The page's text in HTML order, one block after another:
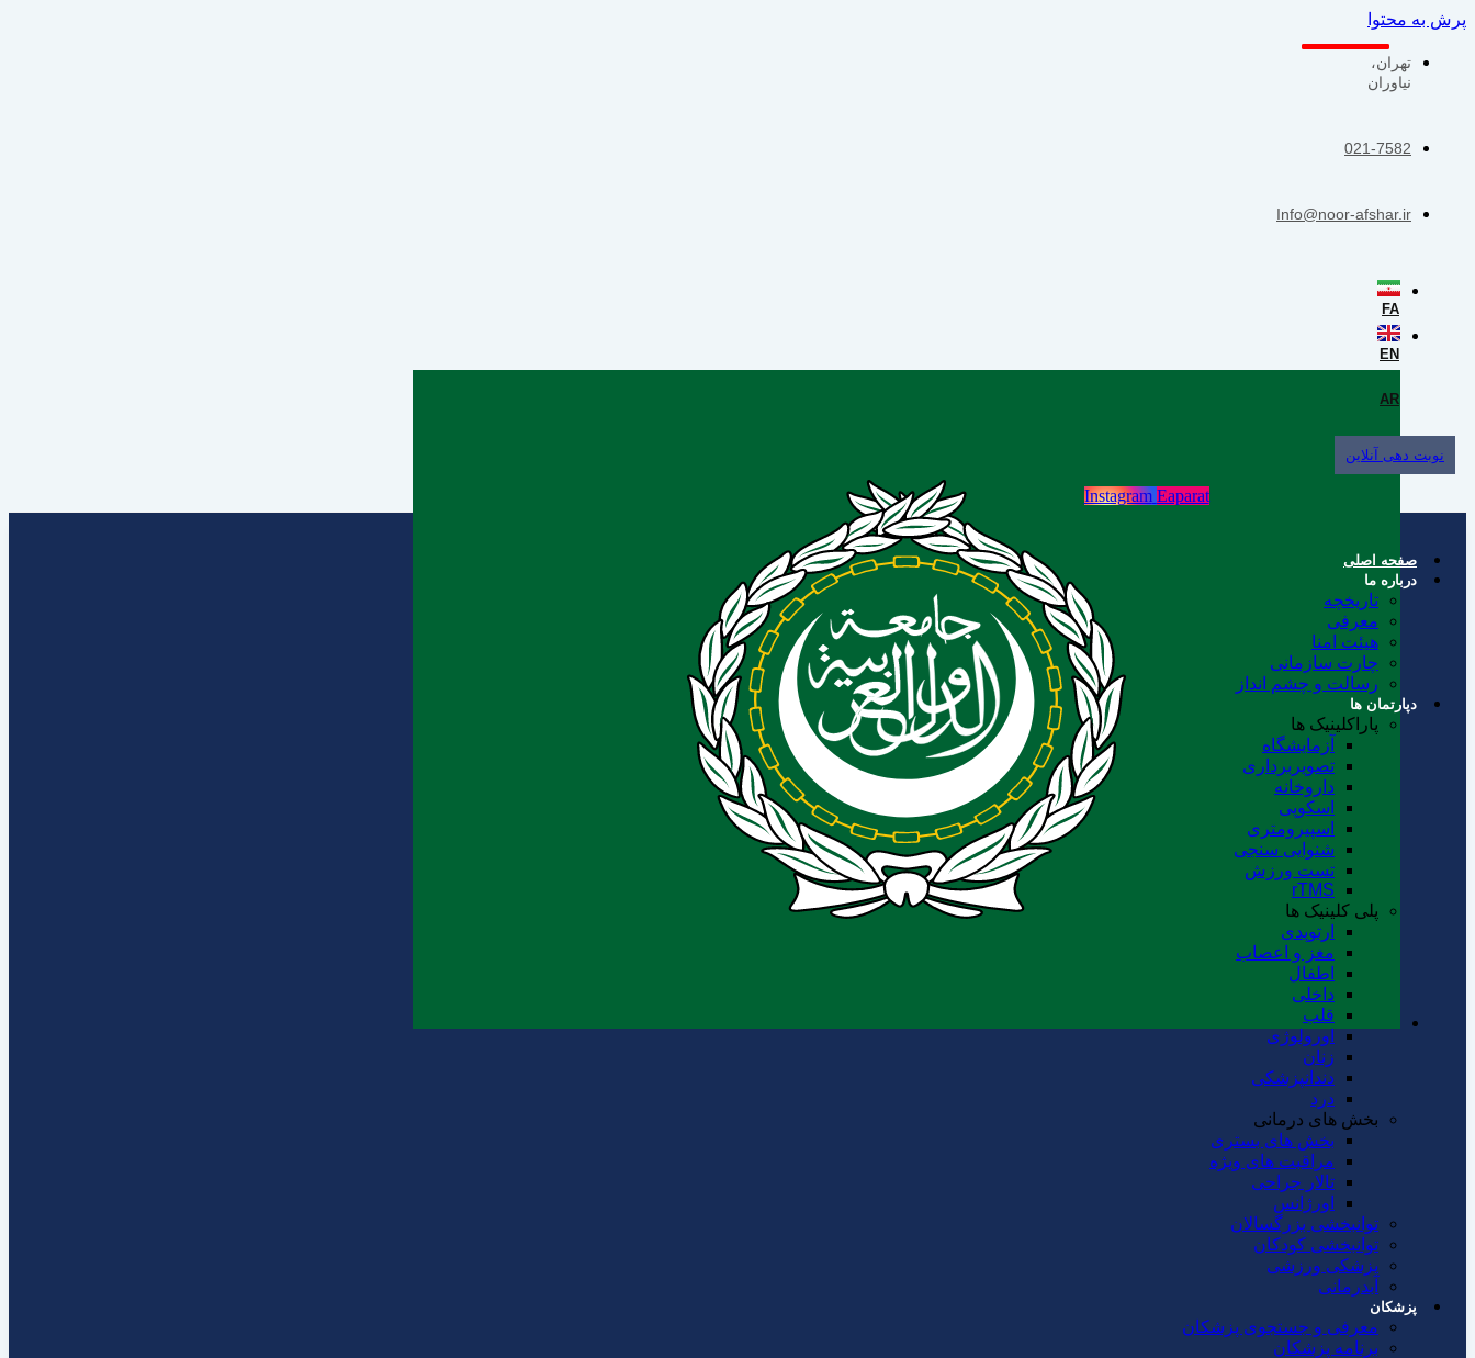
پرش به محتوا
تهران،
نیاوران
021-7582
Info@noor-afshar.ir
FA
EN
AR
نوبت دهی آنلاین
Instagram Eaparat
صفحه اصلی
درباره ما
تاریخچه
معرفی
هیئت امنا
چارت سازمانی
رسالت و چشم انداز
دپارتمان ها
پاراکلینیک ها
آزمایشگاه
تصویربرداری
داروخانه
اسکوپی
اسپیرومتری
شنوایی سنجی
تست ورزش
rTMS
پلی کلینیک ها
ارتوپدی
مغز و اعصاب
اطفال
داخلی
قلب
اورولوژی
زنان
دندانپزشکی
درد
بخش های درمانی
بخش های بستری
مراقبت های ویژه
تالار جراحی
اورژانس
توانبخشی بزرگسالان
توانبخشی کودکان
پزشکی ورزشی
آبدرمانی
پزشکان
معرفی و جستجوی پزشکان
برنامه پزشکان